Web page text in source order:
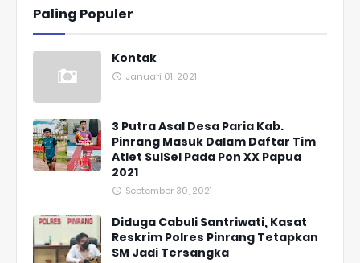
Paling Populer
Kontak
Januari 01, 2021
3 Putra Asal Desa Paria Kab.
Pinrang Masuk Dalam Daftar Tim
Atlet SulSel Pada Pon XX Papua
2021
September 30, 2021
Diduga Cabuli Santriwati, Kasat
Reskrim Polres Pinrang Tetapkan
SM Jadi Tersangka